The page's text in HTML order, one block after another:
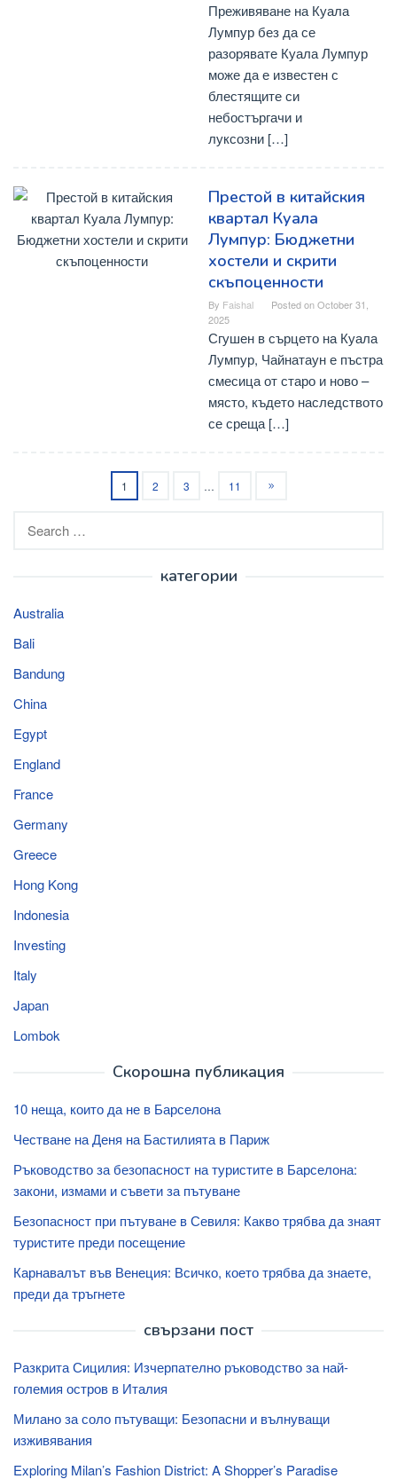
Преживяване на Куала
Лумпур без да се
разорявате Куала Лумпур
може да е известен с
блестящите си
небостъргачи и
луксозни […]
Престой в китайския
квартал Куала
Лумпур: Бюджетни
хостели и скрити
скъпоценности
By Faishal Posted onOctober 31,
2025
Сгушен в сърцето на Куала
Лумпур, Чайнатаун ​​е пъстра
смесица от старо и ново –
място, където наследството
се среща […]
1 2 3 … 11
for:
категории
Australia
Bali
Bandung
China
Egypt
England
France
Germany
Greece
Hong Kong
Indonesia
Investing
Italy
Japan
Lombok
Скорошна публикация
10 неща, които да не в Барселона
Честване на Деня на Бастилията в Париж
Ръководство за безопасност на туристите в Барселона:
закони, измами и съвети за пътуване
Безопасност при пътуване в Севиля: Какво трябва да знаят
туристите преди посещение
Карнавалът във Венеция: Всичко, което трябва да знаете,
преди да тръгнете
свързани пост
Разкрита Сицилия: Изчерпателно ръководство за най-
големия остров в Италия
Милано за соло пътуващи: Безопасни и вълнуващи
изживявания
Exploring Milan’s Fashion District: A Shopper’s Paradise